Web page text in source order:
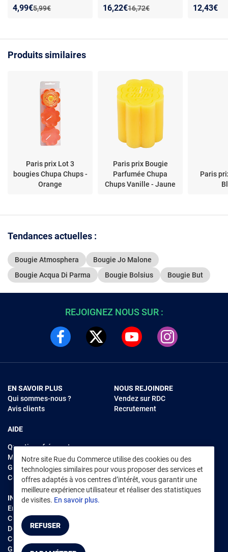
CR2032 incluses
Ancien prix :
5,99€
Nouveau prix :
4,99€
Réduction de :
Grand Air - Parfum frais
Ancien prix :
16,72€
Nouveau prix :
16,22€
Réduction de :
7 x 19 cm
12,43€
Produits similaires
Paris prix Lot 3
bougies Chupa Chups -
Orange
Paris prix Bougie
Parfumée Chupa
Chups Vanille - Jaune
Paris
Tendances actuelles :
Bougie Atmosphera
Bougie Jo Malone
Bougie Acqua Di Parma
Bougie Bolsius Bougie But
Notre site Rue du Commerce utilise des cookies ou des
technologies similaires pour vous proposer des services et
offres adaptés à vos centres d’intérêt, vous garantir une
meilleure expérience utilisateur et réaliser des statistiques
de visites. En savoir plus.
REFUSER
REJOIGNEZ NOUS SUR :
EN SAVOIR PLUS
Qui sommes-nous ?
Avis clients
AIDE
Questions fréquentes
Modes de règlements
Garantie et retours
Contacter Rue du Commerce
NOUS REJOINDRE
Vendez sur RDC
Recrutement
INFORMATIONS LÉGALES
Environnement
CGV /CGU Marketplace
Données personnelles
Cookies
Gérer mes cookies